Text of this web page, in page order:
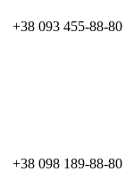
+38 093 455-88-80
+38 098 189-88-80